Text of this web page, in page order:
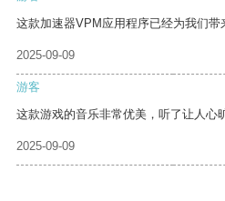
这款加速器VPM应用程序已经为我们带
2025-09-09
游客
这款游戏的音乐非常优美，听了让人心
2025-09-09